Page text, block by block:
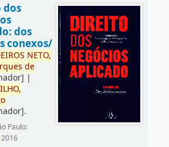
dos
dos
conexos/
IROS NETO,
de
|
.
Paulo: